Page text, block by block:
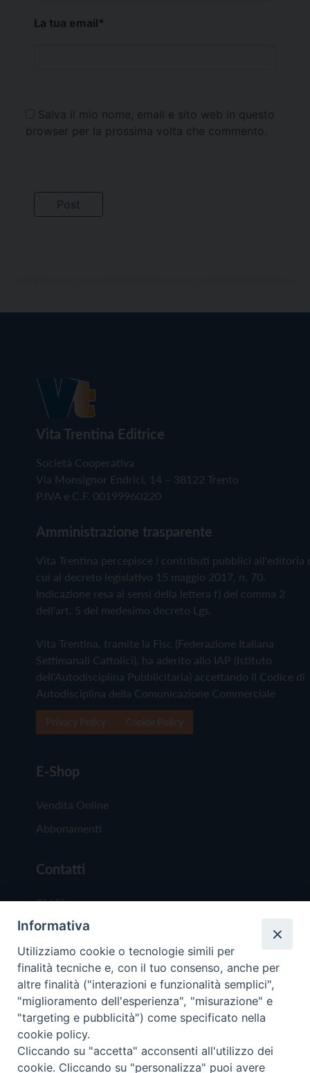
La tua email*
Salva il mio nome, email e sito web in questo
browser per la prossima volta che commento.
Vita Trentina Editrice
Società Cooperativa
Via Monsignor Endrici, 14 – 38122 Trento
P.IVA e C.F. 00199960220
Amministrazione trasparente
Vita Trentina percepisce i contributi pubblici all'editoria
cui al decreto legislativo 15 maggio 2017, n. 70.
Indicazione resa ai sensi della lettera f) del comma 2
dell'art. 5 del medesimo decreto Lgs.
Vita Trentina, tramite la Fisc (Federazione Italiana
Settimanali Cattolici), ha aderito allo IAP (Istituto
dell'Autodisciplina Pubblicitaria) accettando il Codice di
Autodisciplina della Comunicazione Commerciale
E-Shop
Vendita Online
Abbonamenti
Contatti
Chi Siamo
Redazione
Scrivici
Copyright © 2019 - Tutti i diritti riservati - Vita
Trentina Editrice
Informativa
Utilizziamo cookie o tecnologie simili per
finalità tecniche e, con il tuo consenso, anche per
altre finalità ("interazioni e funzionalità semplici",
"miglioramento dell'esperienza", "misurazione" e
"targeting e pubblicità") come specificato nella
cookie policy.
Cliccando su "accetta" acconsenti all'utilizzo dei
cookie. Cliccando su "personalizza" puoi avere